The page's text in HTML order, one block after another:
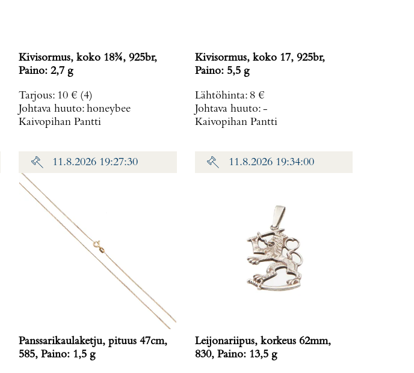
Kivisormus, koko 18¾, 925br,
Paino: 2,7 g
Tarjous: 10 € (4)
Johtava huuto: honeybee
Kaivopihan Pantti
Kivisormus, koko 17, 925br,
Paino: 5,5 g
Lähtöhinta: 8 €
Johtava huuto: -
Kaivopihan Pantti
11.8.2026 19:27:30
Panssarikaulaketju, pituus 47cm,
585, Paino: 1,5 g
11.8.2026 19:34:00
Leijonariipus, korkeus 62mm,
830, Paino: 13,5 g